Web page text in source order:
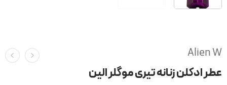
Alien W
عطر ادکلن زنانه تیری موگلر الین